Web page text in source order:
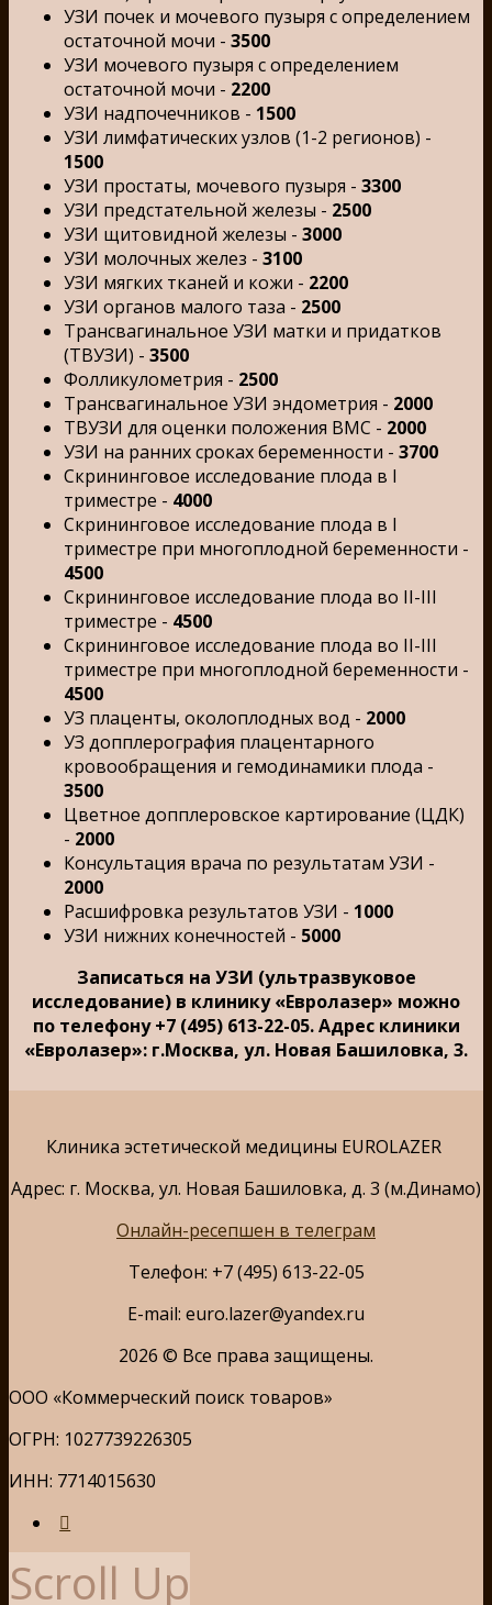
УЗИ почек и мочевого пузыря с определением
остаточной мочи - 3500
УЗИ мочевого пузыря с определением
остаточной мочи - 2200
УЗИ надпочечников - 1500
УЗИ лимфатических узлов (1-2 регионов) -
1500
УЗИ простаты, мочевого пузыря - 3300
УЗИ предстательной железы - 2500
УЗИ щитовидной железы - 3000
УЗИ молочных желез - 3100
УЗИ мягких тканей и кожи - 2200
УЗИ органов малого таза - 2500
Трансвагинальное УЗИ матки и придатков
(ТВУЗИ) - 3500
Фолликулометрия - 2500
Трансвагинальное УЗИ эндометрия - 2000
ТВУЗИ для оценки положения ВМС - 2000
УЗИ на ранних сроках беременности - 3700
Скрининговое исследование плода в I
триместре - 4000
Скрининговое исследование плода в I
триместре при многоплодной беременности -
4500
Скрининговое исследование плода во II-III
триместре - 4500
Скрининговое исследование плода во II-III
триместре при многоплодной беременности -
4500
УЗ плаценты, околоплодных вод - 2000
УЗ допплерография плацентарного
кровообращения и гемодинамики плода -
3500
Цветное допплеровское картирование (ЦДК)
- 2000
Консультация врача по результатам УЗИ -
2000
Расшифровка результатов УЗИ - 1000
УЗИ нижних конечностей - 5000
Записаться на УЗИ (ультразвуковое
исследование) в клинику «Евролазер» можно
по телефону +7 (495) 613-22-05. Адрес клиники
«Евролазер»: г.Москва, ул. Новая Башиловка, 3.
Клиника эстетической медицины EUROLAZER
Адрес: г. Москва, ул. Новая Башиловка, д. 3 (м.Динамо)
Онлайн-ресепшен в телеграм
Телефон: +7 (495) 613-22-05
E-mail: euro.lazer@yandex.ru
2026 © Все права защищены.
ООО «Коммерческий поиск товаров»
ОГРН: 1027739226305
ИНН: 7714015630
Scroll Up